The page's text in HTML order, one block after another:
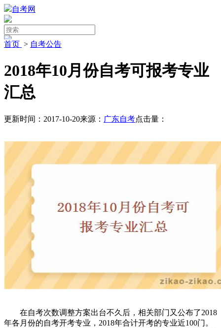
自考网
首页 > 自考公告
2018年10月份自考可报考专业
汇总
更新时间：2017-10-20来源： 广东自考点击量：
在自考次数调整方案出台不久后，相关部门又公布了2018
年各月份的自考开考专业，2018年合计开考的专业近100门。